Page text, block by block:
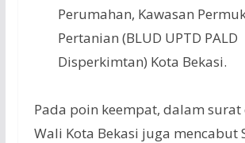
Perumahan, Kawasan
Pertanian (BLUD UPTD PALD
Disperkimtan) Kota Bekasi.
Pada poin keempat, dalam
Wali Kota Bekasi juga mencabut